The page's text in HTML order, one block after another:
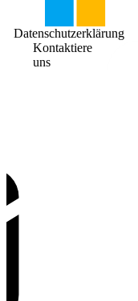
Kontaktiere
uns
Datenschutzerklärung